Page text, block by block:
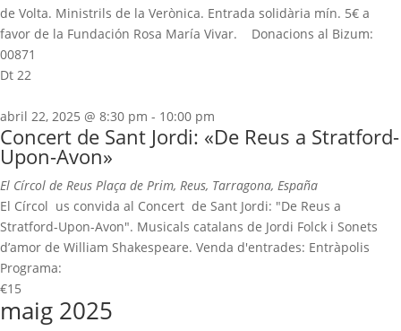
de Volta. Ministrils de la Verònica. Entrada solidària mín. 5€ a
favor de la Fundación Rosa María Vivar. Donacions al Bizum:
00871
Dt 22
abril 22, 2025 @ 8:30 pm - 10:00 pm
Concert de Sant Jordi: «De Reus a Stratford-
Upon-Avon»
El Círcol de Reus Plaça de Prim, Reus, Tarragona, España
El Círcol us convida al Concert de Sant Jordi: "De Reus a
Stratford-Upon-Avon". Musicals catalans de Jordi Folck i Sonets
d’amor de William Shakespeare. Venda d'entrades: Entràpolis
Programa:
€15
maig 2025